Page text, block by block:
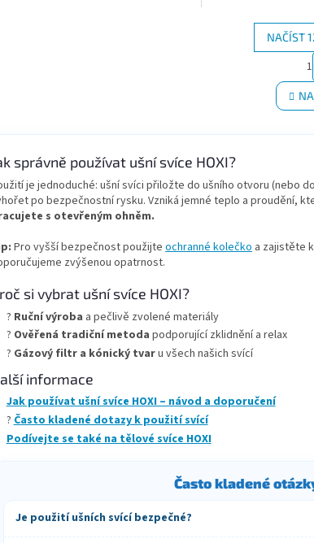
NAČÍST
1
správně používat ušní svíce HOXI?
je jednoduché: ušní svíci přiložte do ušního otvoru (nebo
po bezpečnostní rysku. Vzniká jemné teplo a proudění,
s otevřeným ohněm.
Pro vyšší bezpečnost použijte ochranné kolečko a zajistěte
zvýšenou opatrnost.
si vybrat ušní svíce HOXI?
? Ruční výroba a pečlivě zvolené materiály
? Ověřená tradiční metoda podporující zklidnění a relax
? Gázový filtr a kónický tvaru všech našich svící
informace
Jak používat ušní svíce HOXI – návod a doporučení
?Často kladené dotazy k použití svící
Podívejte se také na tělové svíce HOXI
Často kladené
Je použití ušních svící bezpečné?